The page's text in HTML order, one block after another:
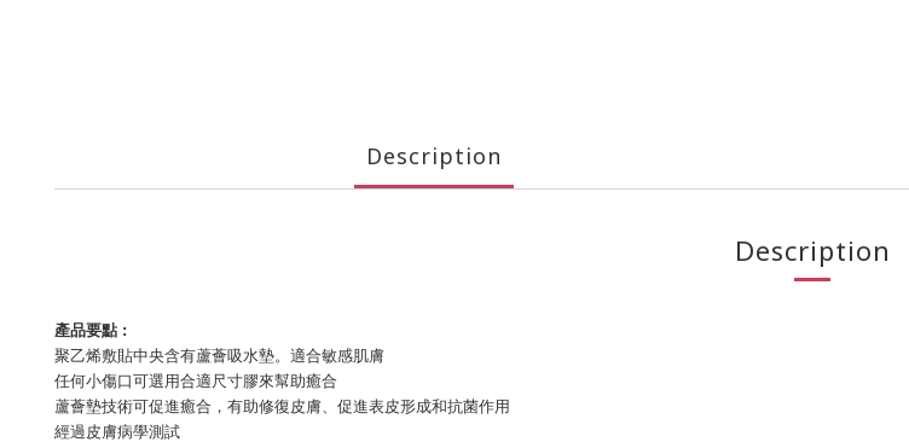
Description
Description
產品要點 :
聚乙烯敷貼中央含有蘆薈吸水墊。適合敏感肌膚
任何小傷口可選用合適尺寸膠來幫助癒合
蘆薈墊技術可促進癒合，有助修復皮膚、促進表皮形成和抗菌作用
經過皮膚病學測試